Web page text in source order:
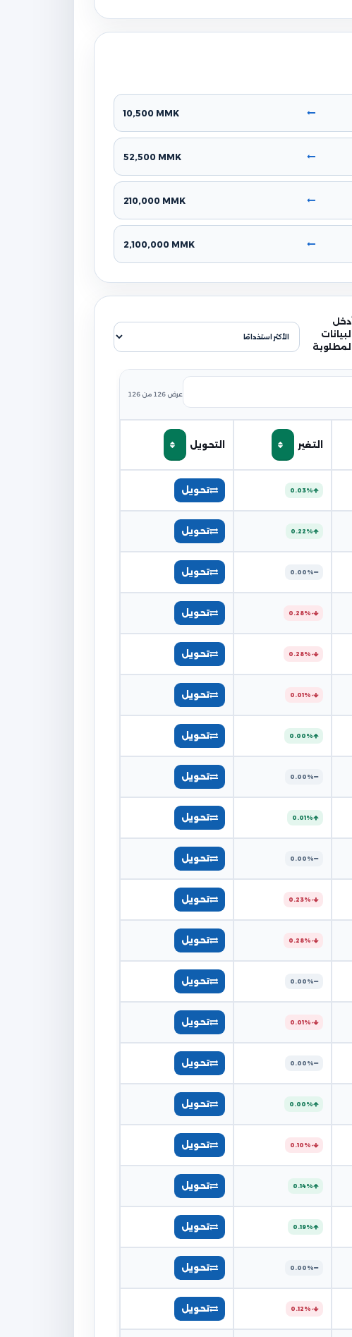
10,500 MMK
52,500 MMK
210,000 MMK
2,100,000 MMK
البيانات
المطلوبة
عرض 126 من 126
التغير التحويل
0.03% تحويل
0.22% تحويل
0.00% تحويل
-0.28% تحويل
-0.28% تحويل
-0.01% تحويل
0.00% تحويل
0.00% تحويل
0.01% تحويل
0.00% تحويل
-0.23% تحويل
-0.28% تحويل
0.00% تحويل
-0.01% تحويل
0.00% تحويل
0.00% تحويل
-0.10% تحويل
0.14% تحويل
0.19% تحويل
0.00% تحويل
-0.12% تحويل